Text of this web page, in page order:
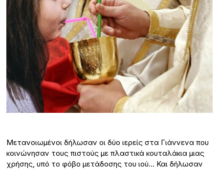
Μετανοιωμένοι δήλωσαν οι δύο ιερείς στα Γιάννενα που
κοινώνησαν τους πιστούς με πλαστικά κουταλάκια μιας
χρήσης, υπό το φόβο μετάδοσης του ιού… Και δήλωσαν